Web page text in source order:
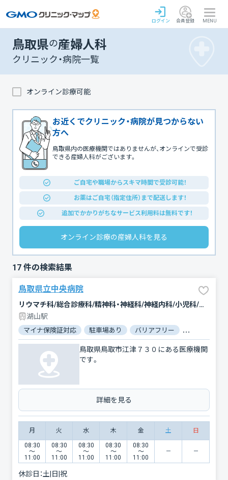
ログイン 会員登録 MENU
鳥取県の産婦人科
クリニック・病院一覧
オンライン診療可能
お近くでクリニック・病院が見つからない
方へ
鳥取県内の医療機関ではありませんが、オンラインで受診
できる産婦人科がございます。
ご自宅や職場からスキマ時間で受診可能！
お薬はご自宅（指定住所）まで配送します！
追加でかかりがちなサービス利用料は無料です！
オンライン診療の産婦人科を見る
17 件の検索結果
鳥取県立中央病院
リウマチ科/総合診療科/精神科・神経科/神経内科/小児科/整形外科/糖尿病内科/形成外科/血液内科/脳神経外科/循環器科/小児外科/皮膚科/泌尿器科/産婦人科/眼科/耳鼻咽喉科/リハビリテーション/放射線科/緩和ケア/麻酔科/歯科口腔外科/呼吸器内科/消化器科/腎臓内科・外科/腫瘍内科・外科/救急科/臨床検査・病理診断/呼吸器外科/心臓血管外科/内科/内分泌科/外科/その他
湖山駅
マイナ保険証対応 駐車場あり バリアフリー 電子処方箋
鳥取県鳥取市江津７３０にある医療機関
です。
詳細を見る
月 火 水 木 金 土 日
08:30
〜
11:00
08:30
〜
11:00
08:30
〜
11:00
08:30
〜
11:00
08:30
〜
11:00
休診日：土|日|祝